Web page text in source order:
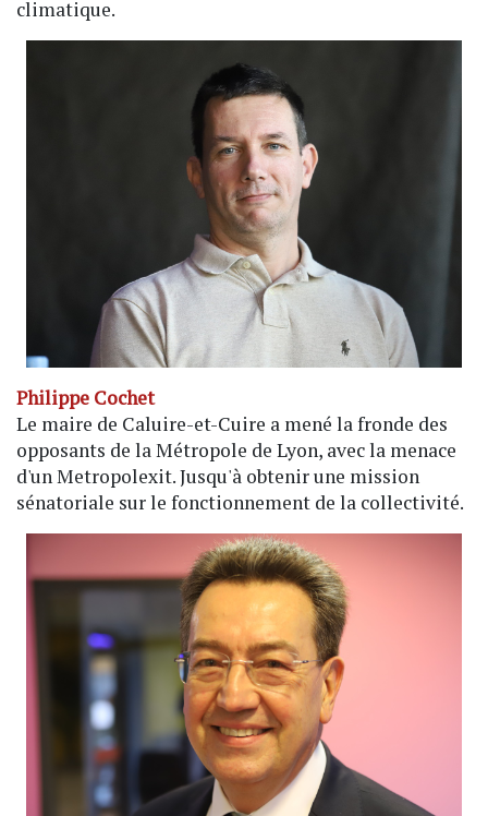
climatique.
Philippe Cochet
Le maire de Caluire-et-Cuire a mené la fronde des
opposants de la Métropole de Lyon, avec la menace
d'un Metropolexit. Jusqu'à obtenir une mission
sénatoriale sur le fonctionnement de la collectivité.